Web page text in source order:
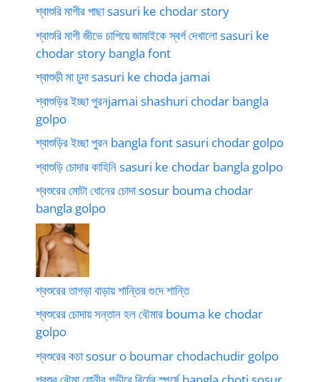
শ্বাশুরি মাগীর পাছা sasuri ke chodar story
শ্বাশুরি মাগী জীভে চাপিয়ে জামাইকে স্বর্গ দেখালো sasuri ke
chodar story bangla font
শ্বাশুড়ী মা চুদা sasuri ke choda jamai
শ্বাশুড়ির ইচ্ছা পুরনjamai shashuri chodar bangla
golpo
শ্বাশুড়ির ইচ্ছা পুরন bangla font sasuri chodar golpo
শ্বাশুড়ি চোদার কাহিনি sasuri ke chodar bangla golpo
শ্বশুরের মোটা ধোনের চোদা sosur bouma chodar
bangla golpo
শ্বশুরের তাগড়া বাড়ায় শান্তির গুদে শান্তি
শ্বশুরের চোদায় সন্তান হল বৌমার bouma ke chodar
golpo
শ্বশুরের কচা sosur o boumar chodachudir golpo